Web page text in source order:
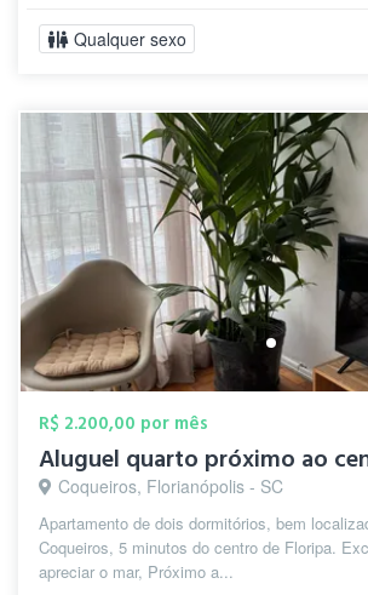
Qualquer sexo
R$ 2.200,00 por mês
Aluguel quarto próximo ao
Coqueiros, Florianópolis - SC
Apartamento de dois dormitórios, bem
Coqueiros, 5 minutos do centro de Floripa.
apreciar o mar, Próximo a...